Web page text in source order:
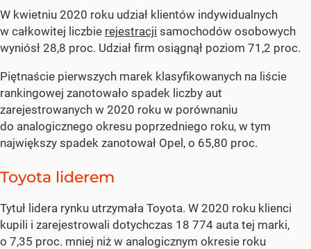
W kwietniu 2020 roku udział klientów indywidualnych
w całkowitej liczbie rejestracji samochodów osobowych
wyniósł 28,8 proc. Udział firm osiągnął poziom 71,2 proc.
Piętnaście pierwszych marek klasyfikowanych na liście
rankingowej zanotowało spadek liczby aut
zarejestrowanych w 2020 roku w porównaniu
do analogicznego okresu poprzedniego roku, w tym
największy spadek zanotował Opel, o 65,80 proc.
Toyota liderem
Tytuł lidera rynku utrzymała Toyota. W 2020 roku klienci
kupili i zarejestrowali dotychczas 18 774 auta tej marki,
o 7,35 proc. mniej niż w analogicznym okresie roku